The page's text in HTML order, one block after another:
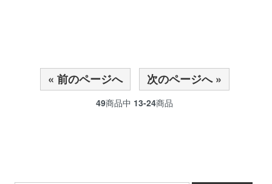
« 前のページへ 次のページへ »
49商品中 13-24商品